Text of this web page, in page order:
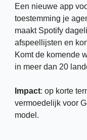
Een nieuwe app
toestemming je
maakt Spotify
afspeellijsten en
Komt de komende
in meer dan 20
Impact: op korte
vermoedelijk voor
model.